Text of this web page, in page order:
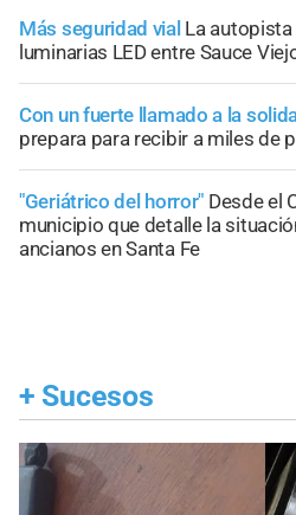
Más seguridad vial La
luminarias LED entre Sauce
Con un fuerte llamado a la
prepara para recibir a miles de
"Geriátrico del horror" Desde el
municipio que detalle la
ancianos en Santa Fe
+ Sucesos